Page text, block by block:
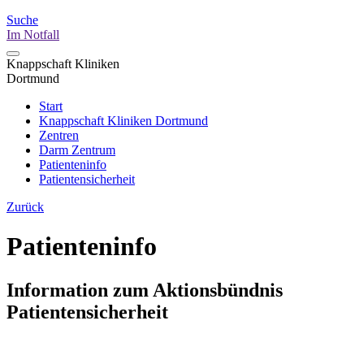
Suche
Im Notfall
Knappschaft Kliniken
Dortmund
Start
Knappschaft Kliniken Dortmund
Zentren
Darm Zentrum
Patienteninfo
Patientensicherheit
Zurück
Patienteninfo
Information zum Aktionsbündnis
Patientensicherheit